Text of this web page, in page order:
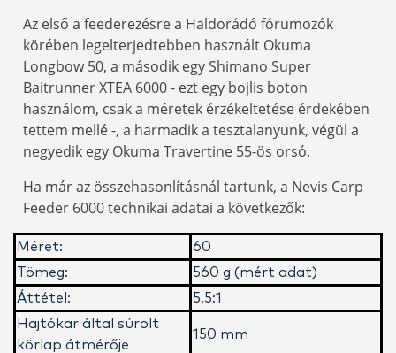
Az első a feederezésre a Haldorádó fórumozók
körében legelterjedtebben használt Okuma
Longbow 50, a második egy Shimano Super
Baitrunner XTEA 6000 - ezt egy bojlis boton
használom, csak a méretek érzékeltetése érdekében
tettem mellé -, a harmadik a tesztalanyunk, végül a
negyedik egy Okuma Travertine 55-ös orsó.
Ha már az összehasonlításnál tartunk, a Nevis Carp
Feeder 6000 technikai adatai a következők:
Méret:
60
Tömeg:
560 g (mért adat)
Áttétel:
5,5:1
Hajtókar által súrolt
körlap átmérője
150 mm